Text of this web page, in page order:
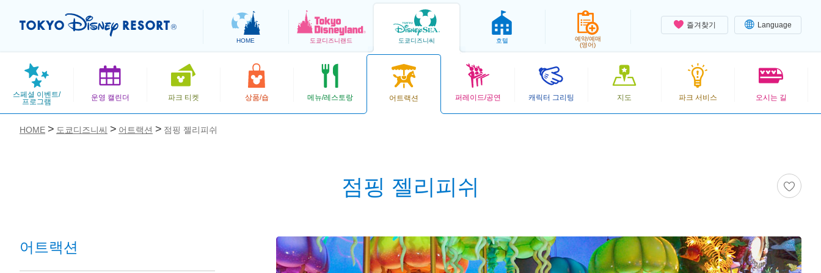
즐겨찾기 Language
HOME 도쿄디즈니랜드 도쿄디즈니씨 호텔
예약/예매
(영어)
스페셜 이벤트/
프로그램
운영 캘린더 파크 티켓 상품/숍 메뉴/레스토랑 어트랙션 퍼레이드/공연 캐릭터 그리팅 지도 파크 서비스 오시는 길
HOME 도쿄디즈니씨 어트랙션 점핑 젤리피쉬
점핑 젤리피쉬
어트랙션